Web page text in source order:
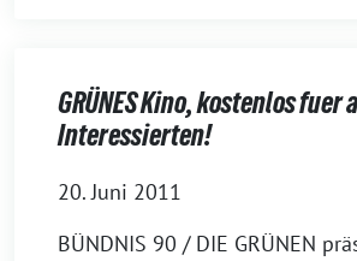
GRÜNES Kino, kostenlos fuer
Interessierten!
20. Juni 2011
BÜNDNIS 90 / DIE GRÜNEN